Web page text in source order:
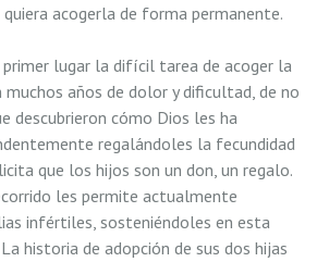
acogerla de forma permanente.
lugar la difícil tarea de acoger la
años de dolor y dificultad, de no
descubrieron cómo Dios les ha
regalándoles la fecundidad
que los hijos son un don, un regalo.
les permite actualmente
infértiles, sosteniéndoles en esta
historia de adopción de sus dos hijas